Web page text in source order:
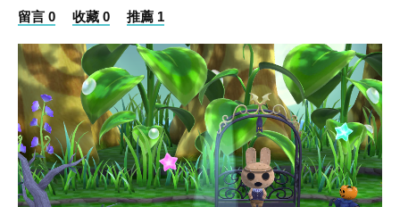
留言 0 收藏 0 推薦 1